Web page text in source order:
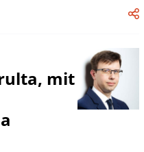
mit